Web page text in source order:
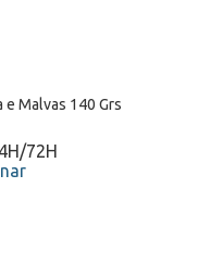
Malvas 140 Grs
72H